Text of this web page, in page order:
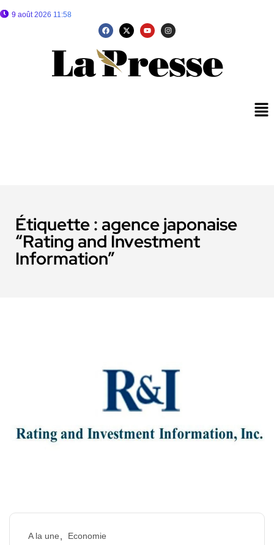
9 août 2026 11:58
Étiquette : agence japonaise
“Rating and Investment
Information”
A la une Economie